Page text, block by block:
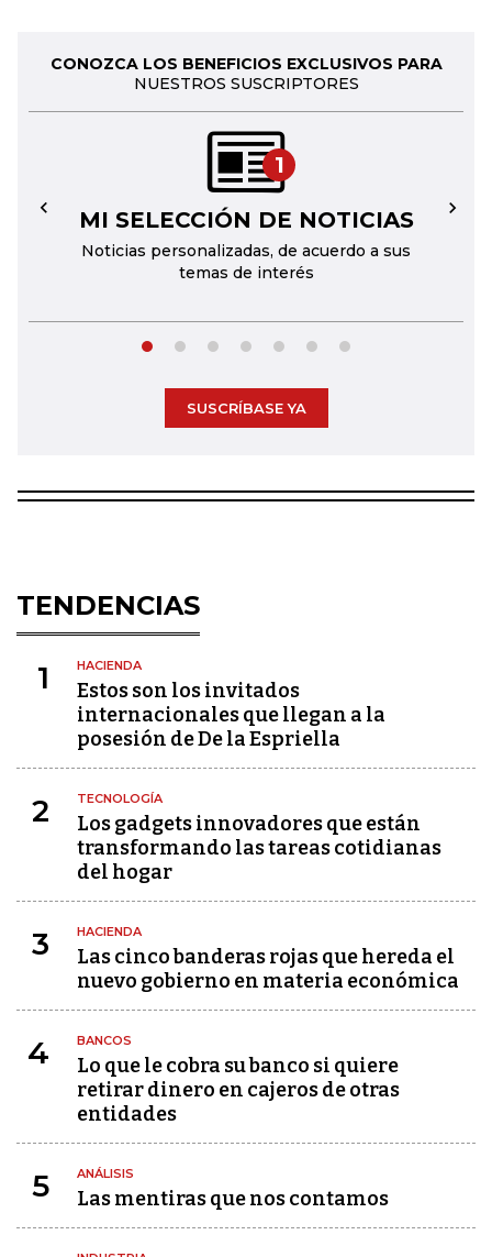
CONOZCA LOS BENEFICIOS EXCLUSIVOS PARA
NUESTROS SUSCRIPTORES
1
MI SELECCIÓN DE NOTICIAS
Noticias personalizadas, de acuerdo a sus
temas de interés
← →
SUSCRÍBASE YA
TENDENCIAS
1 HACIENDA
Estos son los invitados
internacionales que llegan a la
posesión de De la Espriella
2 TECNOLOGÍA
Los gadgets innovadores que están
transformando las tareas cotidianas
del hogar
3 HACIENDA
Las cinco banderas rojas que hereda el
nuevo gobierno en materia económica
4 BANCOS
Lo que le cobra su banco si quiere
retirar dinero en cajeros de otras
entidades
5 ANÁLISIS
Las mentiras que nos contamos